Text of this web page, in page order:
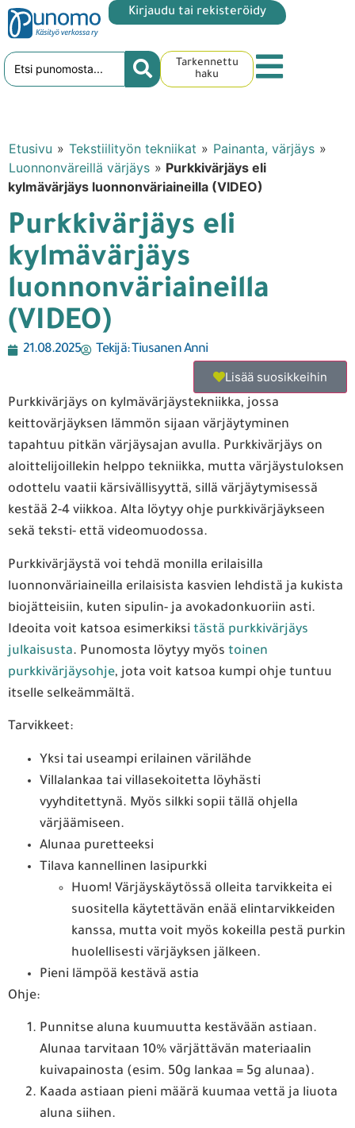
Kirjaudu tai rekisteröidy
Tarkennettu
haku
Etusivu » Tekstiilityön tekniikat » Painanta, värjäys »
Luonnonväreillä värjäys » Purkkivärjäys eli
kylmävärjäys luonnonväriaineilla (VIDEO)
Purkkivärjäys eli
kylmävärjäys
luonnonväriaineilla
(VIDEO)
21.08.2025 Tekijä:Tiusanen Anni
Lisää suosikkeihin
Purkkivärjäys on kylmävärjäystekniikka, jossa
keittovärjäyksen lämmön sijaan värjäytyminen
tapahtuu pitkän värjäysajan avulla. Purkkivärjäys on
aloittelijoillekin helppo tekniikka, mutta värjäystuloksen
odottelu vaatii kärsivällisyyttä, sillä värjäytymisessä
kestää 2-4 viikkoa. Alta löytyy ohje purkkivärjäykseen
sekä teksti- että videomuodossa.
Purkkivärjäystä voi tehdä monilla erilaisilla
luonnonväriaineilla erilaisista kasvien lehdistä ja kukista
biojätteisiin, kuten sipulin- ja avokadonkuoriin asti.
Ideoita voit katsoa esimerkiksi tästä purkkivärjäys
julkaisusta. Punomosta löytyy myös toinen
purkkivärjäysohje, jota voit katsoa kumpi ohje tuntuu
itselle selkeämmältä.
Tarvikkeet:
Yksi tai useampi erilainen värilähde
Villalankaa tai villasekoitetta löyhästi
vyyhditettynä. Myös silkki sopii tällä ohjella
värjäämiseen.
Alunaa puretteeksi
Tilava kannellinen lasipurkki
Huom! Värjäyskäytössä olleita tarvikkeita ei
suositella käytettävän enää elintarvikkeiden
kanssa, mutta voit myös kokeilla pestä purkin
huolellisesti värjäyksen jälkeen.
Pieni lämpöä kestävä astia
Ohje:
Punnitse aluna kuumuutta kestävään astiaan.
Alunaa tarvitaan 10% värjättävän materiaalin
kuivapainosta (esim. 50g lankaa = 5g alunaa).
Kaada astiaan pieni määrä kuumaa vettä ja liuota
aluna siihen.